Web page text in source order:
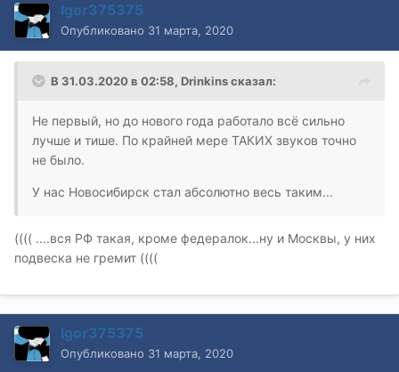
Igor375375
Опубликовано 31 марта, 2020
В 31.03.2020 в 02:58, Drinkinsсказал:
Не первый, но до нового года работало всё сильно
лучше и тише. По крайней мере ТАКИХ звуков точно
не было.
У нас Новосибирск стал абсолютно весь таким...
(((( ....вся РФ такая, кроме федералок...ну и Москвы, у них
подвеска не гремит ((((
Igor375375
Опубликовано 31 марта, 2020